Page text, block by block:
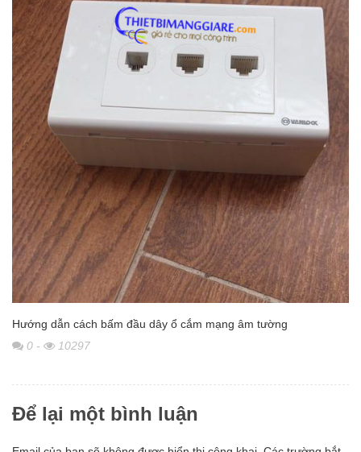
Hướng dẫn cách bấm đầu dây ổ cắm mạng âm tường
0 - 10297
Để lại một bình luận